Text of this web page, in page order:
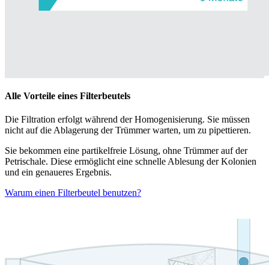
Alle Vorteile eines Filterbeutels
Die Filtration erfolgt während der Homogenisierung. Sie müssen
nicht auf die Ablagerung der Trümmer warten, um zu pipettieren.
Sie bekommen eine partikelfreie Lösung, ohne Trümmer auf der
Petrischale. Diese ermöglicht eine schnelle Ablesung der Kolonien
und ein genaueres Ergebnis.
Warum einen Filterbeutel benutzen?